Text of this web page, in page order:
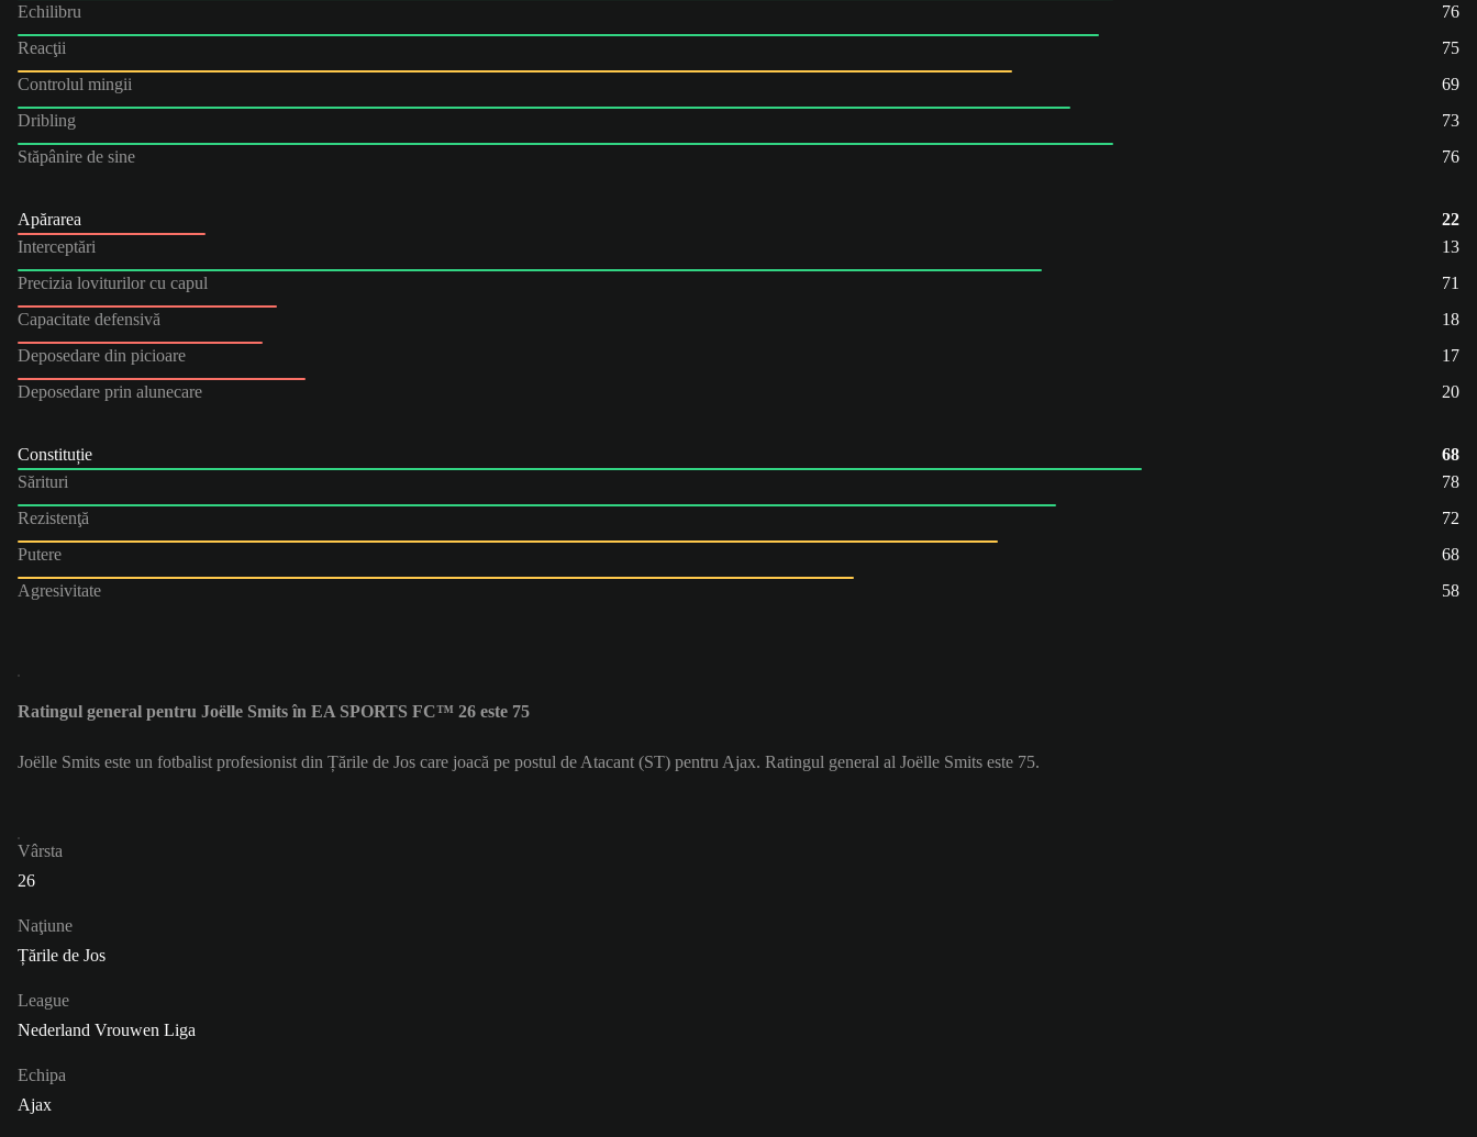
Echilibru
76
Reacţii
75
Controlul mingii
69
Dribling
73
Stăpânire de sine
76
Apărarea
22
Interceptări
13
Precizia loviturilor cu capul
71
Capacitate defensivă
18
Deposedare din picioare
17
Deposedare prin alunecare
20
Constituție
68
Sărituri
78
Rezistenţă
72
Putere
68
Agresivitate
58
Ratingul general pentru Joëlle Smits în EA SPORTS FC™ 26 este 75
Joëlle Smits este un fotbalist profesionist din Țările de Jos care joacă pe postul de Atacant (ST) pentru Ajax. Ratingul general al Joëlle Smits este 75.
Vârsta
26
Naţiune
Țările de Jos
League
Nederland Vrouwen Liga
Echipa
Ajax